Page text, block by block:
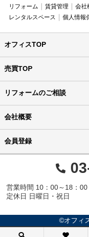
リフォーム
賃貸管理 会社
レンタルスペース
個人情報
オフィスTOP
売買TOP
リフォームのご相談
会社概要
会員登録
営業時間 10：00～18：00
定休日 日曜日・祝日
©オフィ